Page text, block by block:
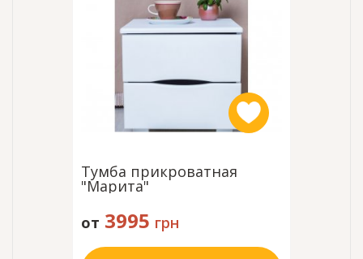
Тумба прикроватная
"Марита"
от 3995 грн